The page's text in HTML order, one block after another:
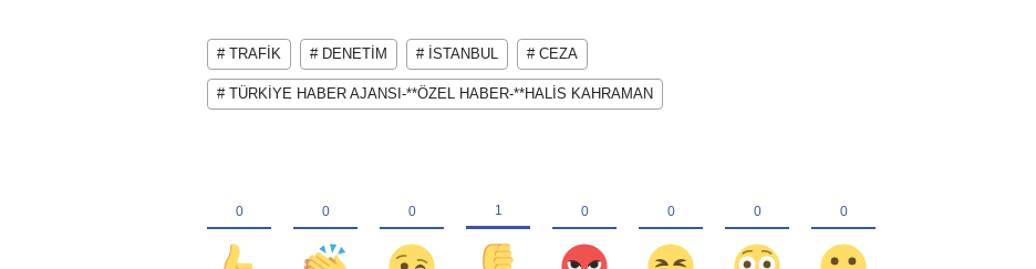
# TRAFİK # DENETİM # İSTANBUL # CEZA
# TÜRKİYE HABER AJANSI-**ÖZEL HABER-**HALİS KAHRAMAN